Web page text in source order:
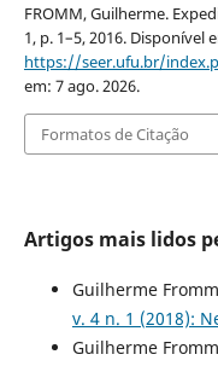
FROMM, Guilherme.
1, p. 1–5, 2016. Disponível
https://seer.ufu.br/
em: 7 ago. 2026.
Formatos de Citação
Artigos mais lidos
Guilherme
v. 4 n. 1 (2018):
Guilherme